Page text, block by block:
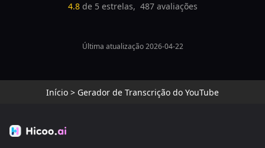
4.8de 5 estrelas, 487avaliações
Última atualização 2026-04-22
Início > Gerador de Transcrição do YouTube